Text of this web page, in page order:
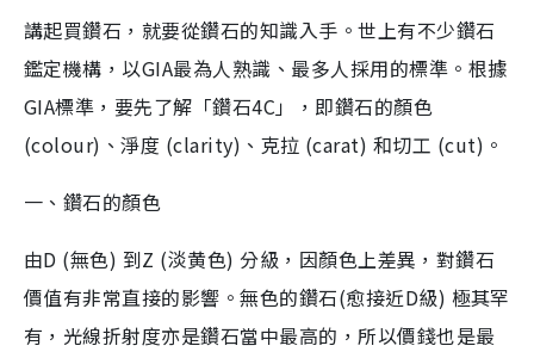
講起買鑽石，就要從鑽石的知識入手。世上有不少鑽石
鑑定機構，以GIA最為人熟識、最多人採用的標準。根據
GIA標準，要先了解「鑽石4C」，即鑽石的顏色
(colour)、淨度 (clarity)、克拉 (carat) 和切工 (cut)。
一、鑽石的顏色
由D (無色) 到Z (淡黄色) 分級，因顏色上差異，對鑽石
價值有非常直接的影響。無色的鑽石(愈接近D級) 極其罕
有，光線折射度亦是鑽石當中最高的，所以價錢也是最